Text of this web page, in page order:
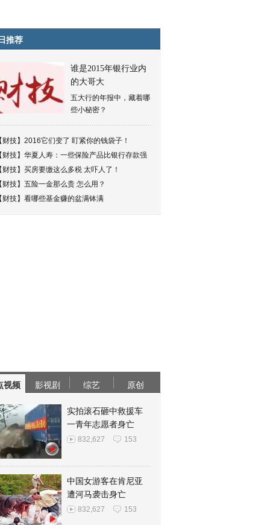
推荐
谁是2015年银行业内
的大哥大
五大行的年报中，藏着哪
些小秘密？
财技】 2016它们变了 盯紧你的钱袋子！
财技】 华夏人寿：一些保险产品比银行存款强
财技】 买房要缴这么多税 太吓人了！
财技】 五险一金那么贵 怎么用？
财技】 看哪些基金赚的盆满钵满
视频 影视剧 综艺 原创
实拍滚石砸中救援车
一青年志愿者身亡
832,627 153
中国女游客在肯尼亚
遭河马袭击身亡
832,627 153